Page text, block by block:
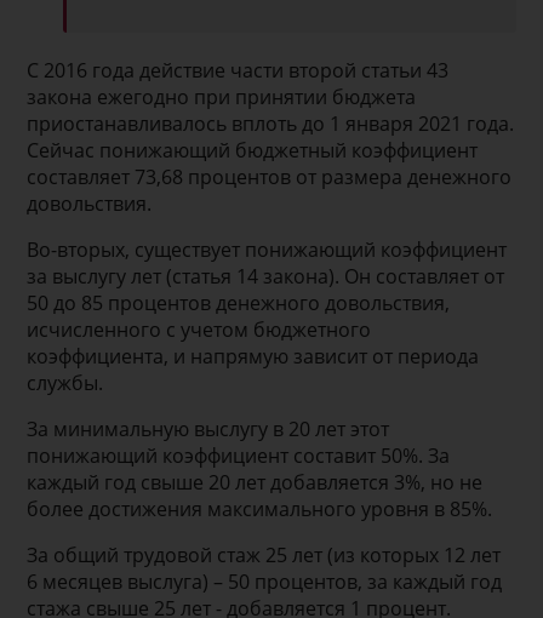
С 2016 года действие части второй статьи 43
закона ежегодно при принятии бюджета
приостанавливалось вплоть до 1 января 2021 года.
Сейчас понижающий бюджетный коэффициент
составляет 73,68 процентов от размера денежного
довольствия.
Во-вторых, существует понижающий коэффициент
за выслугу лет (статья 14 закона). Он составляет от
50 до 85 процентов денежного довольствия,
исчисленного с учетом бюджетного
коэффициента, и напрямую зависит от периода
службы.
За минимальную выслугу в 20 лет этот
понижающий коэффициент составит 50%. За
каждый год свыше 20 лет добавляется 3%, но не
более достижения максимального уровня в 85%.
За общий трудовой стаж 25 лет (из которых 12 лет
6 месяцев выслуга) – 50 процентов, за каждый год
стажа свыше 25 лет - добавляется 1 процент.